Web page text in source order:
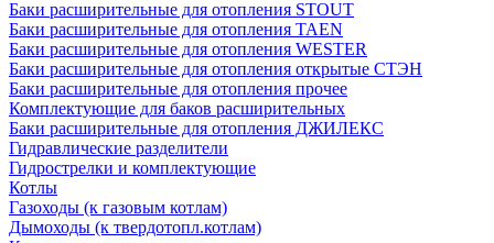
Баки расширительные для отопления STOUT
Баки расширительные для отопления TAEN
Баки расширительные для отопления WESTER
Баки расширительные для отопления открытые СТЭН
Баки расширительные для отопления прочее
Комплектующие для баков расширительных
Баки расширительные для отопления ДЖИЛЕКС
Гидравлические разделители
Гидрострелки и комплектующие
Котлы
Газоходы (к газовым котлам)
Дымоходы (к твердотопл.котлам)